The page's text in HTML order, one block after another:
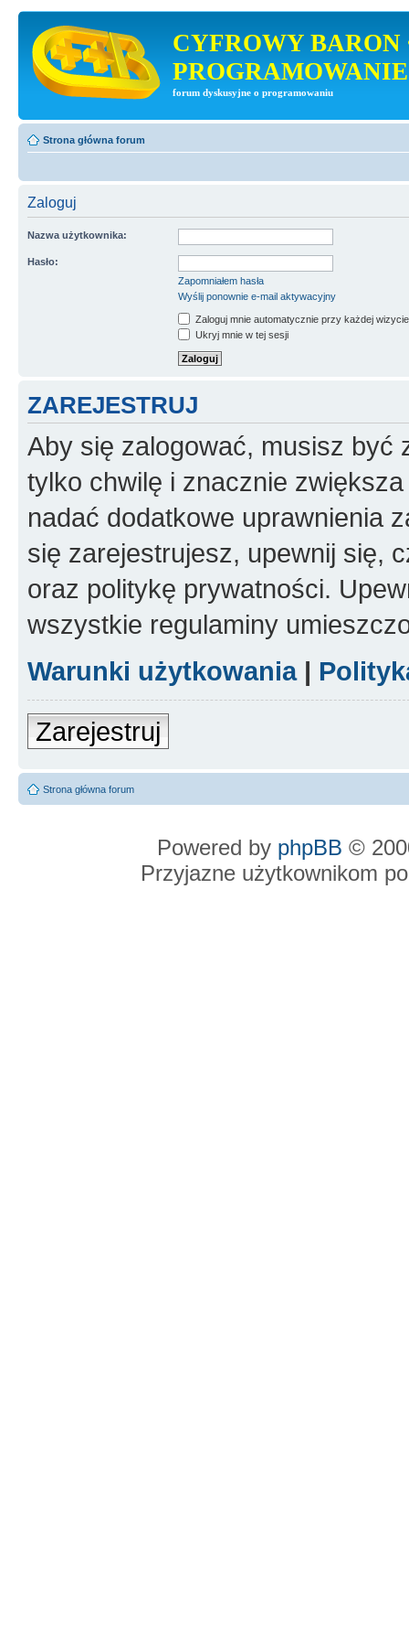
CYFROWY BARON
PROGRAMOWANIE
forum dyskusyjne o programowaniu
Strona główna forum
Zaloguj
Nazwa użytkownika:
Hasło:
Zapomniałem hasła
Wyślij ponownie e-mail aktywacyjny
Zaloguj mnie automatycznie przy każdej wizycie
Ukryj mnie w tej sesji
ZAREJESTRUJ
Aby się zalogować, musisz być
tylko chwilę i znacznie
nadać dodatkowe uprawnienia
się zarejestrujesz, upewnij się,
oraz politykę prywatności.
wszystkie regulaminy
Warunki użytkowania|
Zarejestruj
Strona główna forum
Powered by phpBB ©
Przyjazne użytkownikom